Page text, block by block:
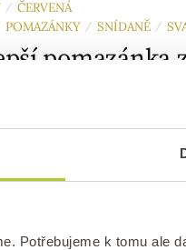
Potřebujeme k tomu ale
/ ČERVENÁ
POMAZÁNKY / SNÍDANĚ /
pomazánka
dne26. 6. 2026 Autor:
z červené
recept plný
kyselin.